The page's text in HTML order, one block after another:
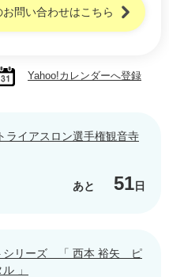
お問い合わせはこちら
Yahoo!カレンダーへ登録
ライアスロン選手権観音寺
あと 51日
シリーズ 「 西本 裕矢 ピ
」